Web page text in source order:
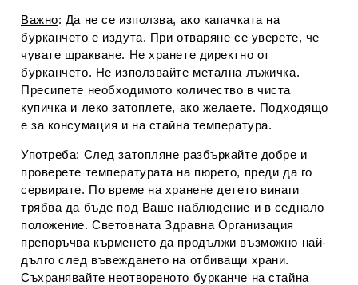
Важно: Да не се използва, ако капачката на
бурканчето е издута. При отваряне се уверете, че
чувате щракване. Не хранете директно от
бурканчето. Не използвайте метална лъжичка.
Пресипете необходимото количество в чиста
купичка и леко затоплете, ако желаете. Подходящо
е за консумация и на стайна температура.
Употреба: След затопляне разбъркайте добре и
проверете температурата на пюрето, преди да го
сервирате. По време на хранене детето винаги
трябва да бъде под Ваше наблюдение и в седнало
положение. Световната Здравна Организация
препоръчва кърменето да продължи възможно най-
дълго след въвеждането на отбиващи храни.
Съхранявайте неотвореното бурканче на стайна